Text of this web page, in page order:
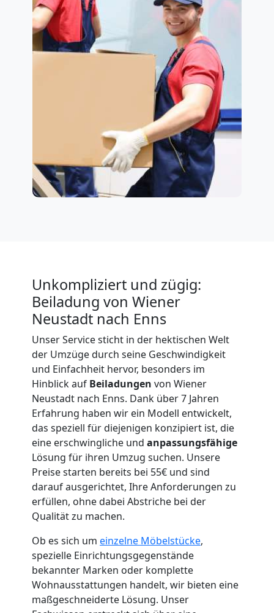
Unkompliziert und zügig:
Beiladung von Wiener
Neustadt nach Enns
Unser Service sticht in der hektischen Welt
der Umzüge durch seine Geschwindigkeit
und Einfachheit hervor, besonders im
Hinblick auf Beiladungen von Wiener
Neustadt nach Enns. Dank über 7 Jahren
Erfahrung haben wir ein Modell entwickelt,
das speziell für diejenigen konzipiert ist, die
eine erschwingliche und anpassungsfähige
Lösung für ihren Umzug suchen. Unsere
Preise starten bereits bei 55€ und sind
darauf ausgerichtet, Ihre Anforderungen zu
erfüllen, ohne dabei Abstriche bei der
Qualität zu machen.
Ob es sich um einzelne Möbelstücke,
spezielle Einrichtungsgegenstände
bekannter Marken oder komplette
Wohnausstattungen handelt, wir bieten eine
maßgeschneiderte Lösung. Unser
Umzugshelfer
Wiener
Neustadt
Möbeltaxi
Wiener
Neustadt